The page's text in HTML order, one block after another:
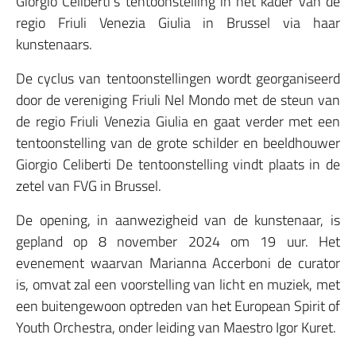
regio Friuli Venezia Giulia in Brussel via haar
kunstenaars.
De cyclus van tentoonstellingen wordt georganiseerd
door de vereniging Friuli Nel Mondo met de steun van
de regio Friuli Venezia Giulia en gaat verder met een
tentoonstelling van de grote schilder en beeldhouwer
Giorgio Celiberti De tentoonstelling vindt plaats in de
zetel van FVG in Brussel.
De opening, in aanwezigheid van de kunstenaar, is
gepland op 8 november 2024 om 19 uur. Het
evenement waarvan Marianna Accerboni de curator
is, omvat zal een voorstelling van licht en muziek, met
een buitengewoon optreden van het European Spirit of
Youth Orchestra, onder leiding van Maestro Igor Kuret.